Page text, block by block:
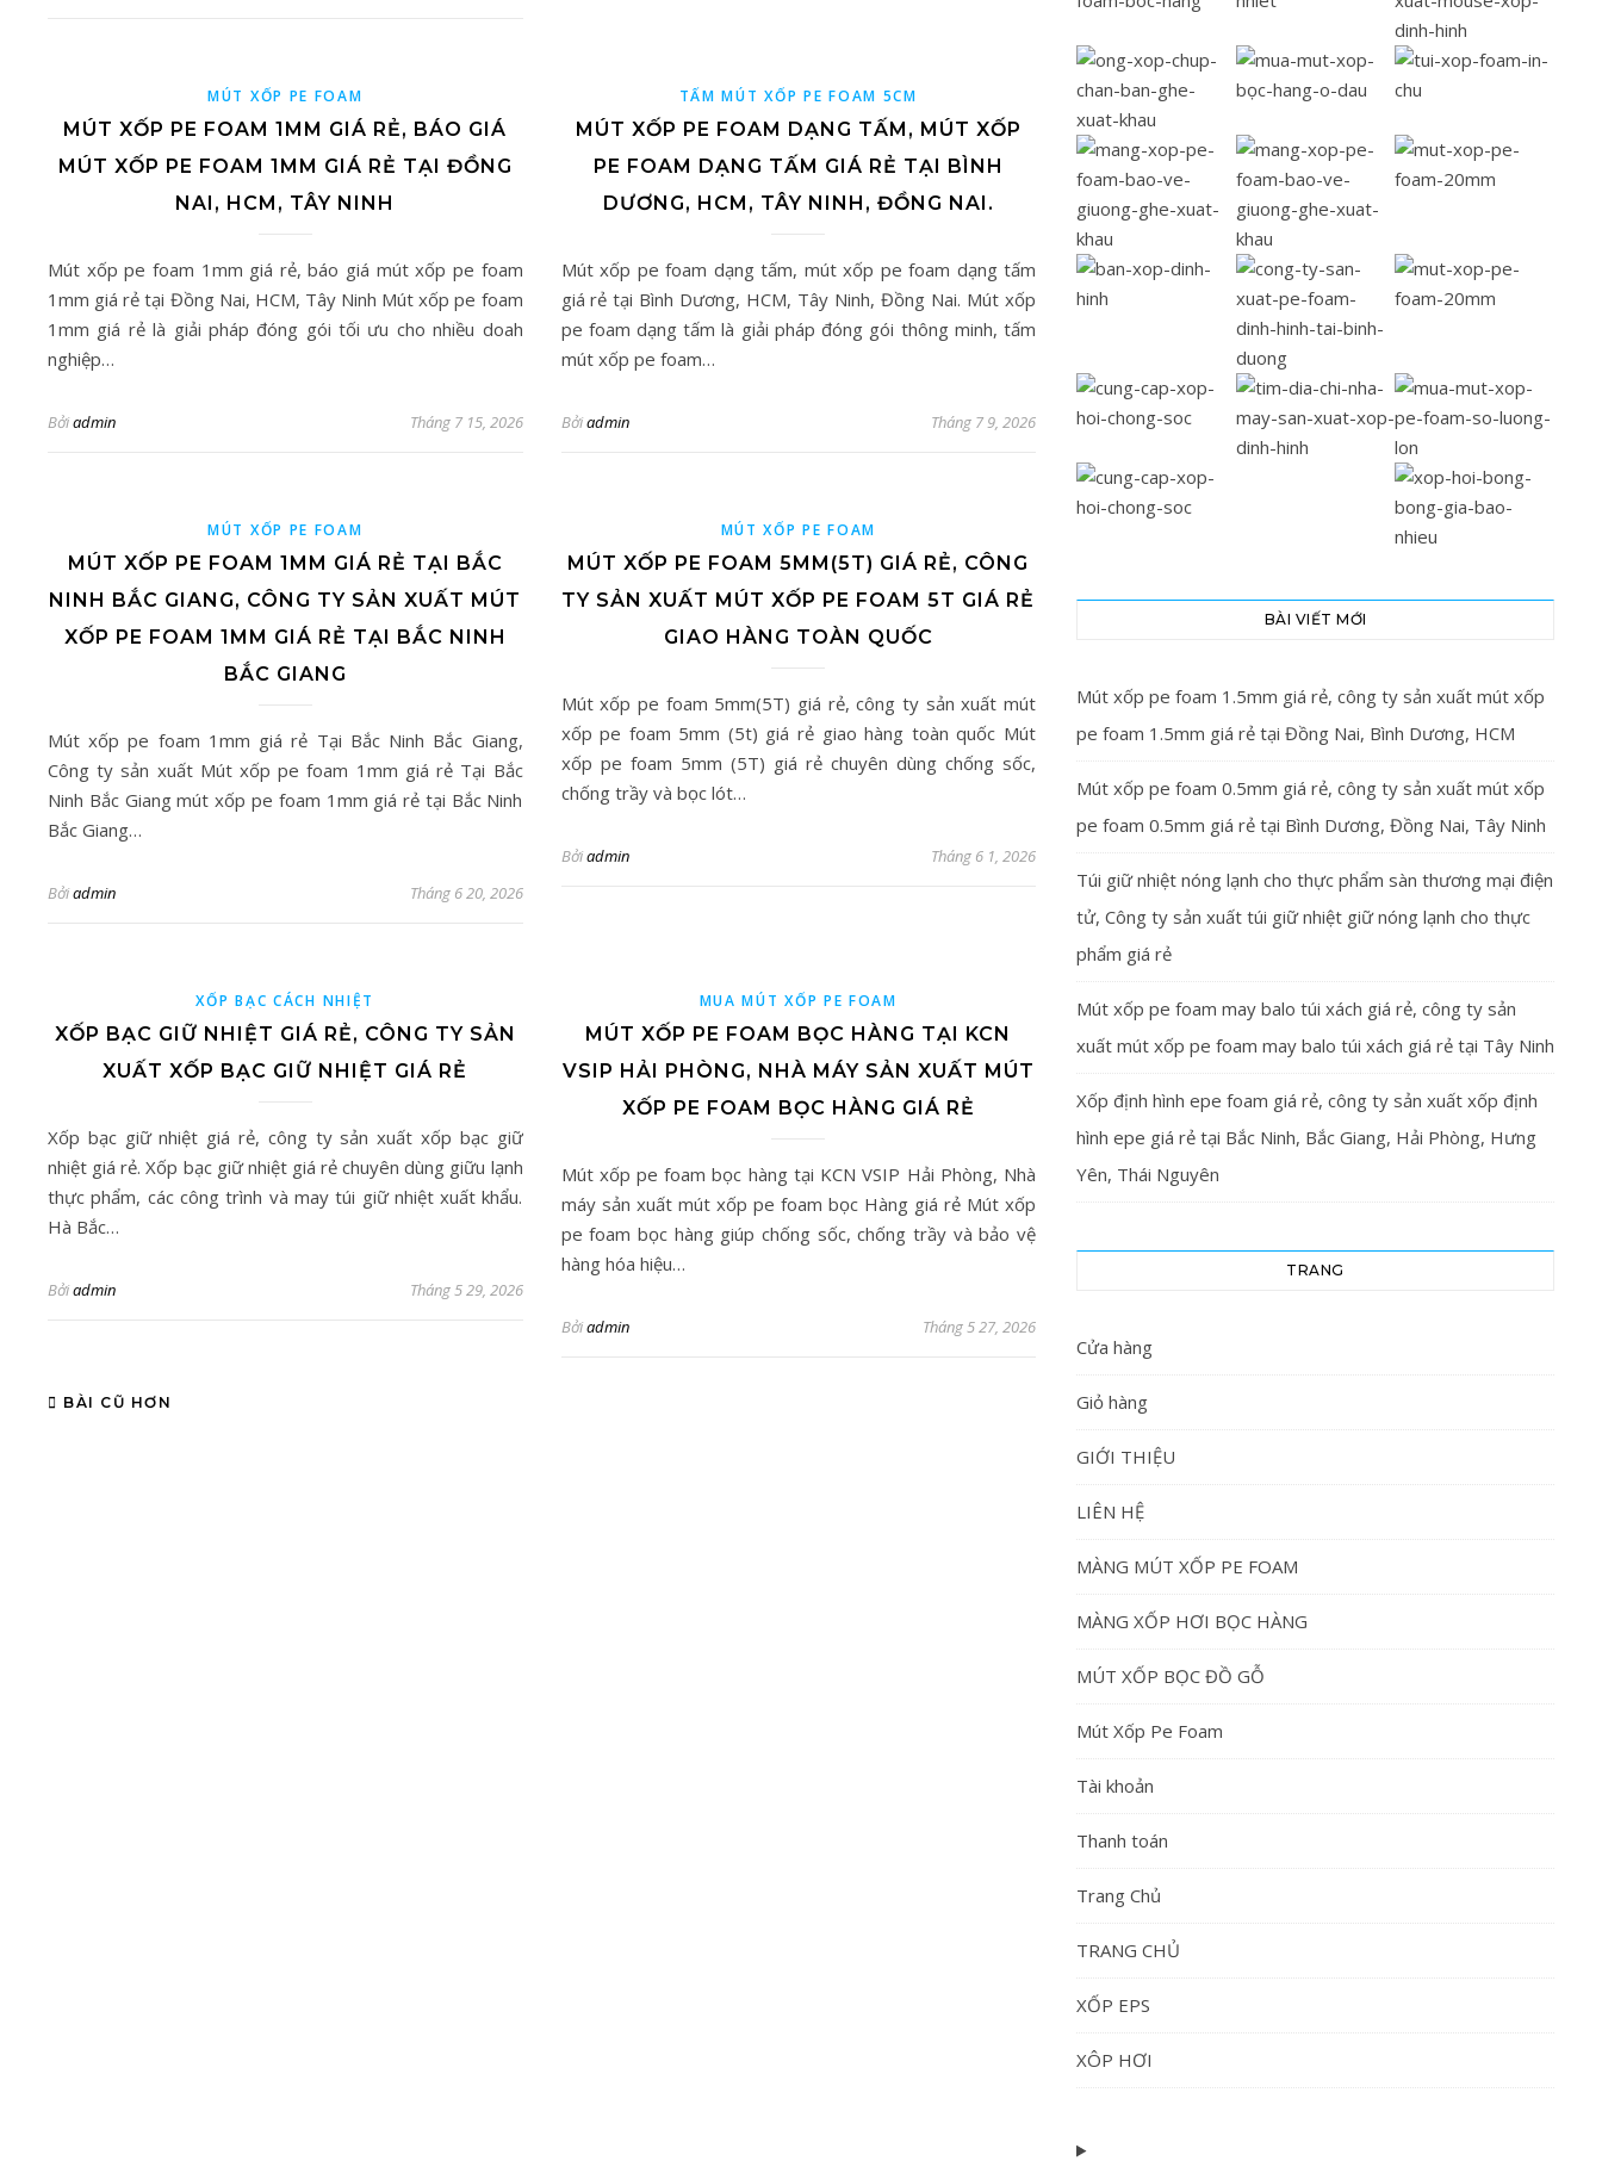
MÚT XỐP PE FOAM
MÚT XỐP PE FOAM 1MM GIÁ RẺ, BÁO GIÁ
MÚT XỐP PE FOAM 1MM GIÁ RẺ TẠI ĐỒNG
NAI, HCM, TÂY NINH
Mút xốp pe foam 1mm giá rẻ, báo giá mút xốp pe foam
1mm giá rẻ tại Đồng Nai, HCM, Tây Ninh Mút xốp pe foam
1mm giá rẻ là giải pháp đóng gói tối ưu cho nhiều doah
nghiệp…
Bởiadmin Tháng 7 15, 2026
TẤM MÚT XỐP PE FOAM 5CM
MÚT XỐP PE FOAM DẠNG TẤM, MÚT XỐP
PE FOAM DẠNG TẤM GIÁ RẺ TẠI BÌNH
DƯƠNG, HCM, TÂY NINH, ĐỒNG NAI.
Mút xốp pe foam dạng tấm, mút xốp pe foam dạng tấm
giá rẻ tại Bình Dương, HCM, Tây Ninh, Đồng Nai. Mút xốp
pe foam dạng tấm là giải pháp đóng gói thông minh, tấm
mút xốp pe foam…
Bởiadmin Tháng 7 9, 2026
MÚT XỐP PE FOAM
MÚT XỐP PE FOAM 1MM GIÁ RẺ TẠI BẮC
NINH BẮC GIANG, CÔNG TY SẢN XUẤT MÚT
XỐP PE FOAM 1MM GIÁ RẺ TẠI BẮC NINH
BẮC GIANG
Mút xốp pe foam 1mm giá rẻ Tại Bắc Ninh Bắc Giang,
Công ty sản xuất Mút xốp pe foam 1mm giá rẻ Tại Bắc
Ninh Bắc Giang mút xốp pe foam 1mm giá rẻ tại Bắc Ninh
Bắc Giang…
Bởiadmin Tháng 6 20, 2026
MÚT XỐP PE FOAM
MÚT XỐP PE FOAM 5MM(5T) GIÁ RẺ, CÔNG
TY SẢN XUẤT MÚT XỐP PE FOAM 5T GIÁ RẺ
GIAO HÀNG TOÀN QUỐC
Mút xốp pe foam 5mm(5T) giá rẻ, công ty sản xuất mút
xốp pe foam 5mm (5t) giá rẻ giao hàng toàn quốc Mút
xốp pe foam 5mm (5T) giá rẻ chuyên dùng chống sốc,
chống trầy và bọc lót…
Bởiadmin Tháng 6 1, 2026
XỐP BẠC CÁCH NHIỆT
XỐP BẠC GIỮ NHIỆT GIÁ RẺ, CÔNG TY SẢN
XUẤT XỐP BẠC GIỮ NHIỆT GIÁ RẺ
Xốp bạc giữ nhiệt giá rẻ, công ty sản xuất xốp bạc giữ
nhiệt giá rẻ. Xốp bạc giữ nhiệt giá rẻ chuyên dùng giữu lạnh
thực phẩm, các công trình và may túi giữ nhiệt xuất khẩu.
Hà Bắc…
Bởiadmin Tháng 5 29, 2026
MUA MÚT XỐP PE FOAM
MÚT XỐP PE FOAM BỌC HÀNG TẠI KCN
VSIP HẢI PHÒNG, NHÀ MÁY SẢN XUẤT MÚT
XỐP PE FOAM BỌC HÀNG GIÁ RẺ
Mút xốp pe foam bọc hàng tại KCN VSIP Hải Phòng, Nhà
máy sản xuất mút xốp pe foam bọc Hàng giá rẻ Mút xốp
pe foam bọc hàng giúp chống sốc, chống trầy và bảo vệ
hàng hóa hiệu…
Bởiadmin Tháng 5 27, 2026
BÀI CŨ HƠN
BÀI VIẾT MỚI
Mút xốp pe foam 1.5mm giá rẻ, công ty sản xuất mút xốp
pe foam 1.5mm giá rẻ tại Đồng Nai, Bình Dương, HCM
Mút xốp pe foam 0.5mm giá rẻ, công ty sản xuất mút xốp
pe foam 0.5mm giá rẻ tại Bình Dương, Đồng Nai, Tây Ninh
Túi giữ nhiệt nóng lạnh cho thực phẩm sàn thương mại điện
tử, Công ty sản xuất túi giữ nhiệt giữ nóng lạnh cho thực
phẩm giá rẻ
Mút xốp pe foam may balo túi xách giá rẻ, công ty sản
xuất mút xốp pe foam may balo túi xách giá rẻ tại Tây Ninh
Xốp định hình epe foam giá rẻ, công ty sản xuất xốp định
hình epe giá rẻ tại Bắc Ninh, Bắc Giang, Hải Phòng, Hưng
Yên, Thái Nguyên
TRANG
Cửa hàng
Giỏ hàng
GIỚI THIỆU
LIÊN HỆ
MÀNG MÚT XỐP PE FOAM
MÀNG XỐP HƠI BỌC HÀNG
MÚT XỐP BỌC ĐỒ GỖ
Mút Xốp Pe Foam
Tài khoản
Thanh toán
Trang Chủ
TRANG CHỦ
XỐP EPS
XÔP HƠI